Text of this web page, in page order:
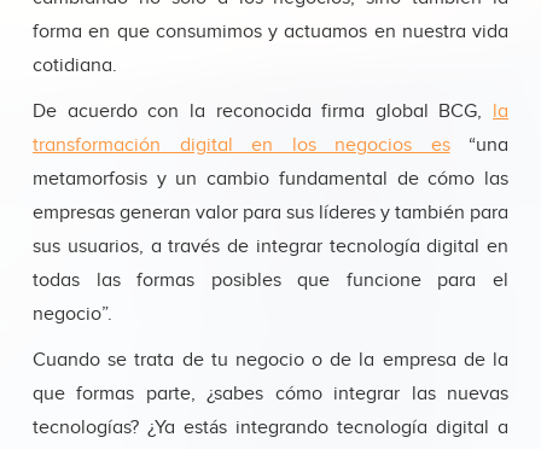
Learning
Learning es una de las aplicaciones
aplicaciones de ‘aprender’
información y luego predecir qué
debe hacer en el futuro.
Seguramente también has
interactuado con un ‘
’ o
asistente virtual en la web. Si es así,
ahora sabes que es parte de tu día a
forma en que consumimos y actuamos en nuestra vida
cotidiana.
De acuerdo con la reconocida firma global BCG, la
transformación digital en los negocios es“una
metamorfosis y un cambio fundamental de cómo las
empresas generan valor para sus líderes y también para
sus usuarios, a través de integrar tecnología digital en
todas las formas posibles que funcione para el
negocio”.
Cuando se trata de tu negocio o de la empresa de la
que formas parte, ¿sabes cómo integrar las nuevas
tecnologías? ¿Ya estás integrando tecnología digital a